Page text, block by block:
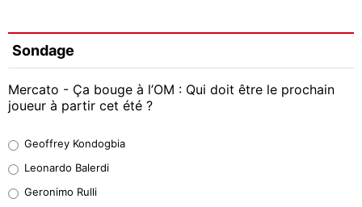
Sondage
Mercato - Ça bouge à l’OM : Qui doit être le prochain
joueur à partir cet été ?
38%
32%
Geoffrey Kondogbia
Leonardo Balerdi
Geronimo Rulli